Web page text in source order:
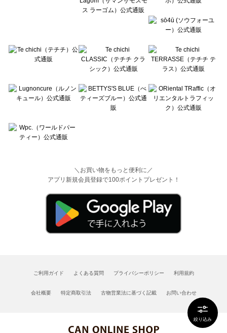
絞り込み
＼お買い物をもっと便利に／
アプリ新規会員登録で100ポイントプレゼント！
ご利用ガイド よくある質問 プライバシーポリシー 利用規約
会社概要 特定商取引法 古物営業法に基づく記載 お問い合わせ